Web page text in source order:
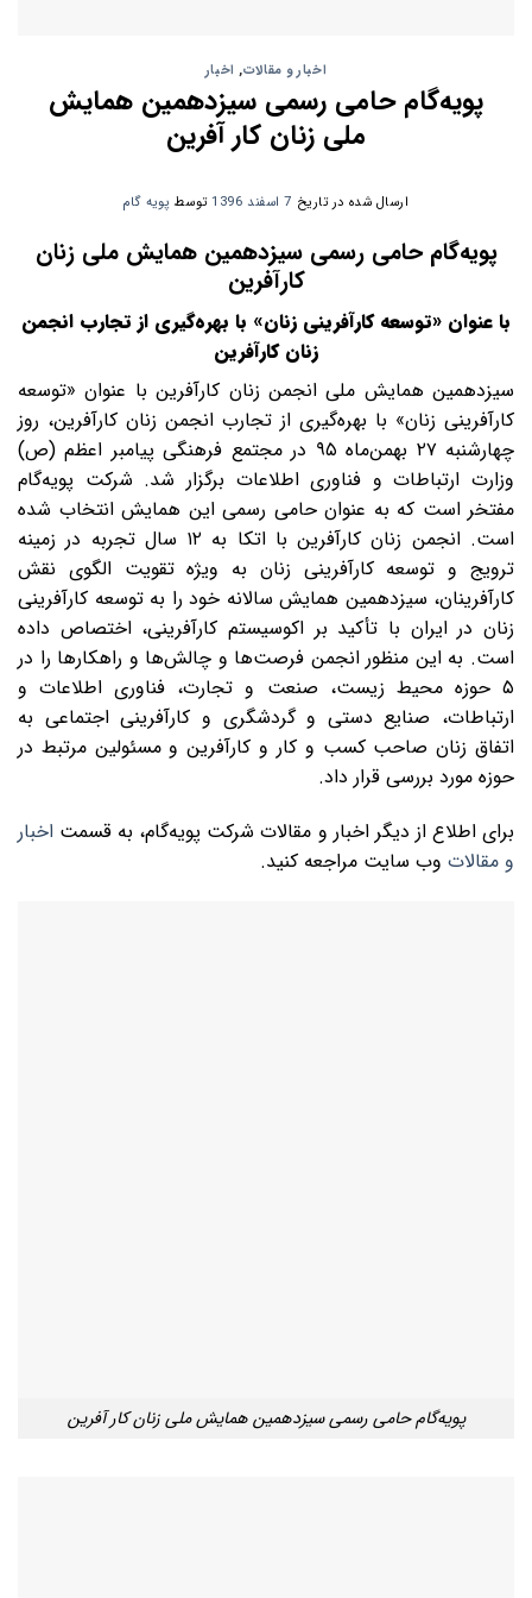
اخبار و مقالات, اخبار
پویه‌گام حامی رسمی سیزدهمین همایش
ملی زنان کار آفرین
ارسال شده در تاریخ 7 اسفند 1396 توسط پویه گام
پویه‌گام حامی رسمی سیزدهمین همایش ملی زنان
کارآفرین
با عنوان «توسعه کارآفرینی زنان» با بهره‌گیری از تجارب انجمن
زنان کارآفرین
سیزدهمین همایش ملی انجمن زنان کارآفرین با عنوان «توسعه
کارآفرینی زنان» با بهره‌گیری از تجارب انجمن زنان کارآفرین، روز
چهارشنبه ۲۷ بهمن‌ماه ۹۵ در مجتمع فرهنگی پیامبر اعظم (ص)
وزارت ارتباطات و فناوری اطلاعات برگزار شد. شرکت پویه‌گام
مفتخر است که به عنوان حامی رسمی این همایش انتخاب شده
است. انجمن زنان کارآفرین با اتکا به ۱۲ سال تجربه در زمینه
ترویج و توسعه کارآفرینی زنان به ویژه تقویت الگوی نقش
کارآفرینان، سیزدهمین همایش سالانه خود را به توسعه کارآفرینی
زنان در ایران با تأکید بر اکوسیستم کارآفرینی، اختصاص داده
است. به این منظور انجمن فرصت‌ها و چالش‌ها و راهکارها را در
۵ حوزه محیط زیست، صنعت و تجارت، فناوری اطلاعات و
ارتباطات، صنایع دستی و گردشگری و کارآفرینی اجتماعی به
اتفاق زنان صاحب کسب و کار و کارآفرین و مسئولین مرتبط در
حوزه مورد بررسی قرار داد.
برای اطلاع از دیگر اخبار و مقالات شرکت پویه‌گام، به قسمت اخبار
و مقالات وب سایت مراجعه کنید.
پویه‌گام حامی رسمی سیزدهمین همایش ملی زنان کار آفرین